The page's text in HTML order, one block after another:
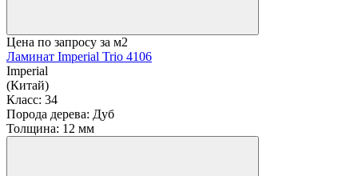
Цена по запросу за м2
Ламинат Imperial Trio 4106
Imperial
(Китай)
Класс: 34
Порода дерева: Дуб
Толщина: 12 мм